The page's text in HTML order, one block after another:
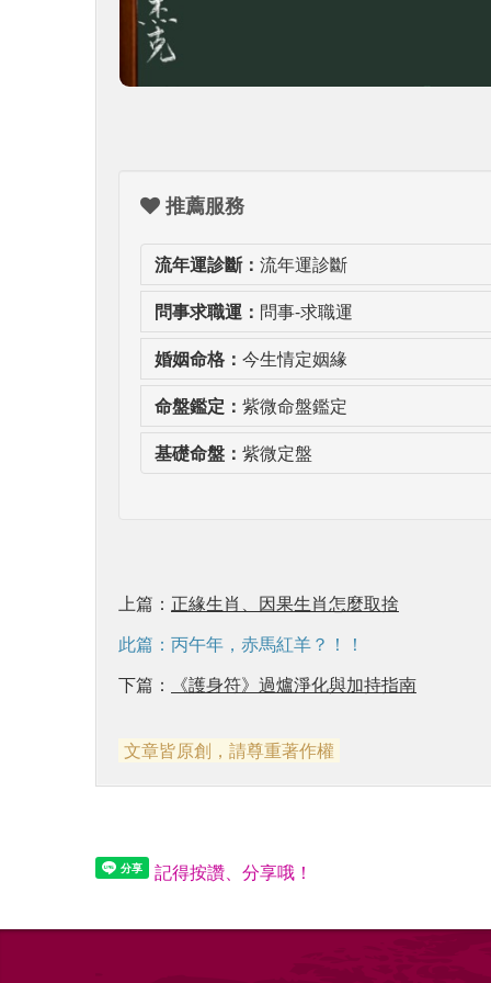
推薦服務
流年運診斷： 流年運診斷
問事求職運： 問事-求職運
婚姻命格： 今生情定姻緣
命盤鑑定： 紫微命盤鑑定
基礎命盤： 紫微定盤
上篇： 正緣生肖、因果生肖怎麼取捨
此篇：丙午年，赤馬紅羊？！！
下篇：
《護身符》過爐淨化與加持指南
文章皆原創，請尊重著作權
記得按讚、分享哦！